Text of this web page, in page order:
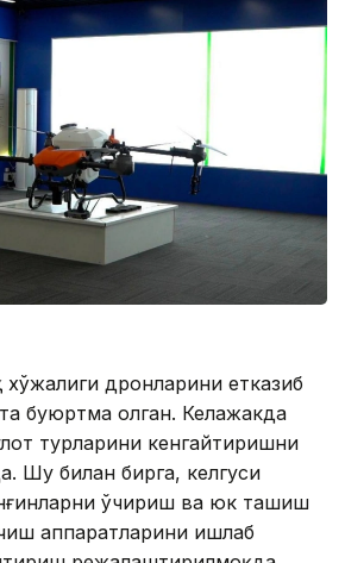
дронларини етказиб
буюртма олган. Келажакда
турларини кенгайтиришни
Шу билан бирга, келгуси
ўчириш ва юк ташиш
аппаратларини ишлаб